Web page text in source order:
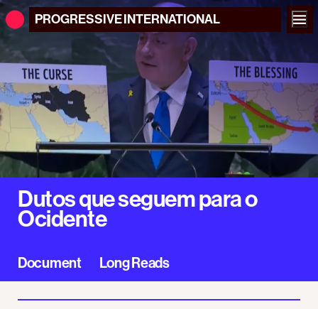
PROGRESSIVEINTERNATIONAL
Dutos que seguem para o
Ocidente
Document Long Reads